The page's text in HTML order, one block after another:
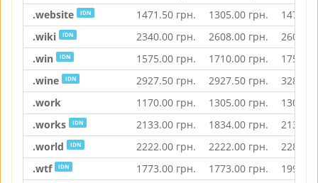
.website
IDN 1471.50 грн. 1305.00 грн.
1471.50
.wiki
IDN 2340.00 грн. 2608.00 грн.
2608.00
.win
IDN 1575.00 грн. 1710.00 грн.
1753.00
.wine
IDN 2927.50 грн. 2927.50 грн.
3281.00
.work
1170.00 грн. 1305.00 грн.
1305.00
.works
IDN 2133.00 грн. 1834.00 грн.
2133.00
.world
IDN 2222.00 грн. 2222.00 грн.
2282.50
.wtf
IDN 1773.00 грн. 1773.00 грн.
1992.00